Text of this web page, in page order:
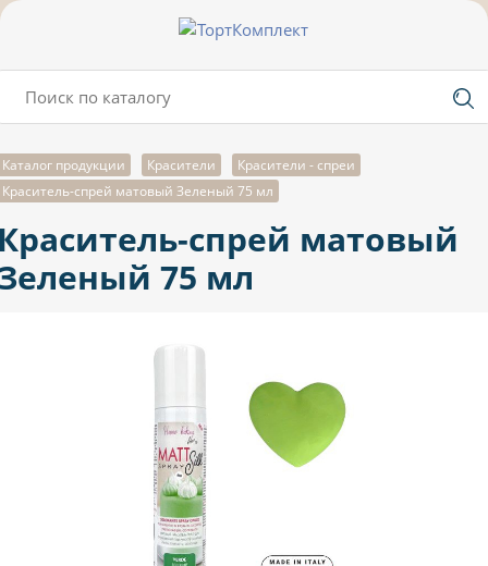
Каталог продукции Красители
Красители - спреи
Краситель-спрей матовый Зеленый 75 мл
спрей матовый
75 мл